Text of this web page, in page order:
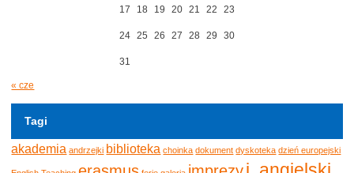
17 18 19 20 21 22 23
24 25 26 27 28 29 30
31
« cze
Tagi
akademia andrzejki biblioteka choinka dokument dyskoteka dzień europejski